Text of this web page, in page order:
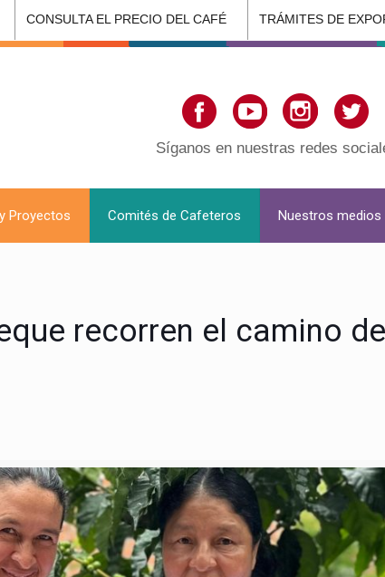
CONSULTA EL PRECIO DEL CAFÉ TRÁMITES DE
Proyectos Comités de Cafeteros Nuestros medios
Síganos en nuestras redes
recorren el camino